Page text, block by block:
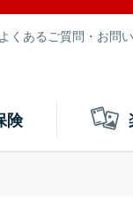
よくあるご質問・お問
険